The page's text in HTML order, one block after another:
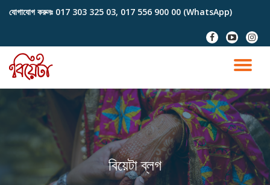
content
যোগাযোগ করুনঃ 017 303 325 03, 017 556 900 00 (WhatsApp)
fa-
facebook
fa-
youtube-
play
fa-
বিয়েটা ব্লগ